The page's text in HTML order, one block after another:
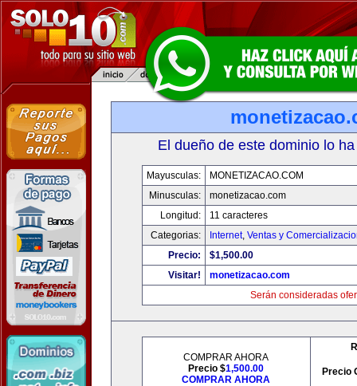
El dueño de este dominio lo
Mayusculas:
MONETIZACAO.COM
Minusculas:
monetizacao.com
Longitud:
11 caracteres
Categorias:
Internet, Ventas y
Precio:
$1,500.00
Visitar!
monetizacao.com
Serán consideradas
COMPRAR AHORA
Precio $1,500.00
COMPRAR AHORA
Precio